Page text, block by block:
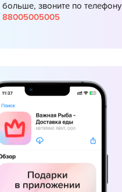
больше, звоните по телефону
88005005005